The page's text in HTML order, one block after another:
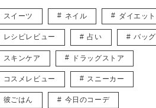
スイーツ ネイル ダイエット
レシピレビュー 占い バッグ
スキンケア ドラッグストア
コスメレビュー スニーカー
彼ごはん 今日のコーデ